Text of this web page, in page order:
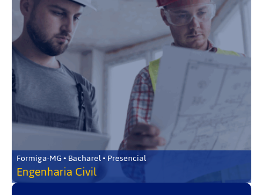
Formiga-MG • Bacharel • Presencial
Engenharia Civil